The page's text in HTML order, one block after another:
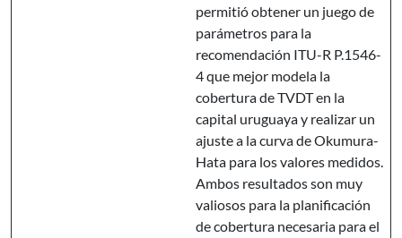
permitió obtener un juego de
parámetros para la
recomendación ITU-R P.1546-
4 que mejor modela la
cobertura de TVDT en la
capital uruguaya y realizar un
ajuste a la curva de Okumura-
Hata para los valores medidos.
Ambos resultados son muy
valiosos para la planificación
de cobertura necesaria para el